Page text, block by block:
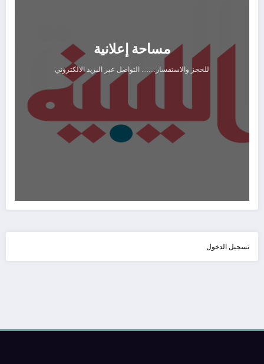
مساحة إعلانية
للحجز والاستفسار........ التواصل عبر البريد الالكتروني
تسجيل الدخول